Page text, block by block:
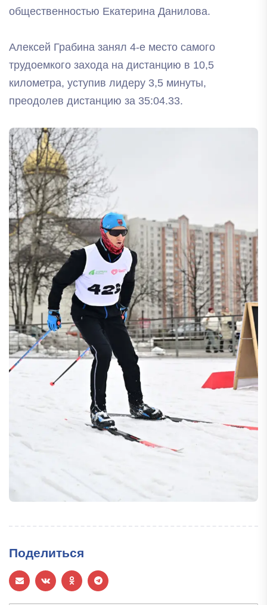
общественностью Екатерина Данилова.
Алексей Грабина занял 4-е место самого
трудоемкого захода на дистанцию в 10,5
километра, уступив лидеру 3,5 минуты,
преодолев дистанцию за 35:04.33.
Поделиться